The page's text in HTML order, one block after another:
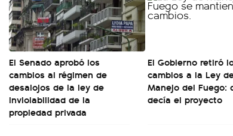
El Senado aprobó los
cambios al régimen de
desalojos de la ley de
inviolabilidad de la
propiedad privada
El Gobierno retiró
cambios a la Ley
Manejo del Fuego:
decía el proyecto